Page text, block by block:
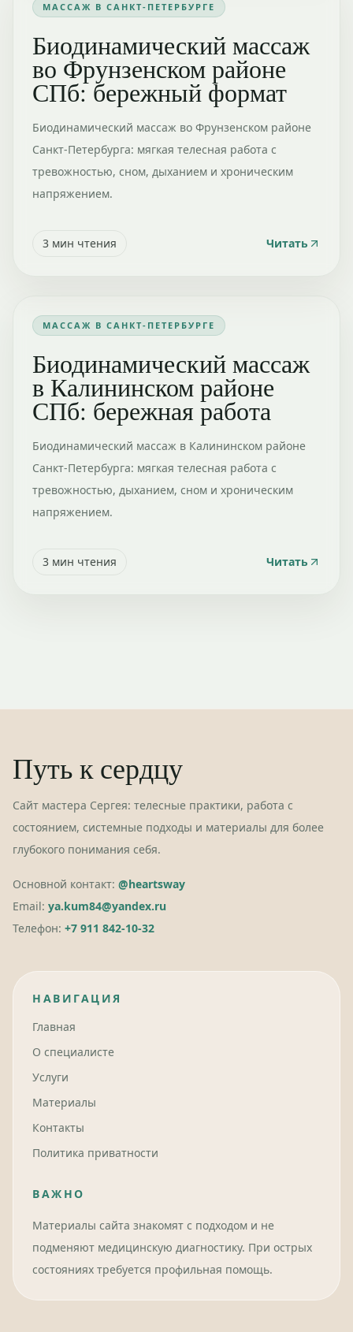
МАССАЖ В САНКТ-ПЕТЕРБУРГЕ
Биодинамический массаж
во Фрунзенском районе
СПб: бережный формат
Биодинамический массаж во Фрунзенском районе
Санкт-Петербурга: мягкая телесная работа с
тревожностью, сном, дыханием и хроническим
напряжением.
3 мин чтения Читать
МАССАЖ В САНКТ-ПЕТЕРБУРГЕ
Биодинамический массаж
в Калининском районе
СПб: бережная работа
Биодинамический массаж в Калининском районе
Санкт-Петербурга: мягкая телесная работа с
тревожностью, дыханием, сном и хроническим
напряжением.
3 мин чтения Читать
Путь к сердцу
Сайт мастера Сергея: телесные практики, работа с
состоянием, системные подходы и материалы для более
глубокого понимания себя.
Основной контакт: @heartsway
Email: ya.kum84@yandex.ru
Телефон: +7 911 842-10-32
НАВИГАЦИЯ
Главная
О специалисте
Услуги
Материалы
Контакты
Политика приватности
ВАЖНО
Материалы сайта знакомят с подходом и не
подменяют медицинскую диагностику. При острых
состояниях требуется профильная помощь.